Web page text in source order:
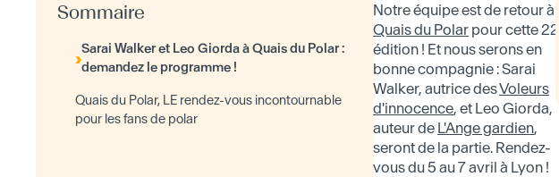
Sommaire
Sarai Walker et Leo Giorda à Quais du Polar :
demandez le programme !
Quais du Polar, LE rendez-vous incontournable
pour les fans de polar
Notre équipe est de retour à
Quais du Polar pour cette 22e
édition ! Et nous serons en
bonne compagnie : Sarai
Walker, autrice desVoleurs
d'innocence, et Leo Giorda,
auteur de L'Ange gardien,
seront de la partie. Rendez-
vous du 5 au 7 avril à Lyon !